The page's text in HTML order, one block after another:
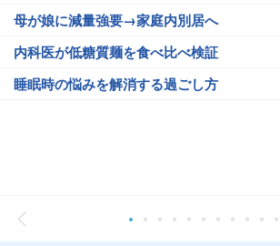
母が娘に減量強要→家庭内別居へ
内科医が低糖質麺を食べ比べ検証
睡眠時の悩みを解消する過ごし方